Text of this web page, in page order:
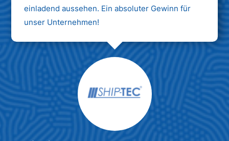
einladend aussehen. Ein absoluter Gewinn für
unser Unternehmen!